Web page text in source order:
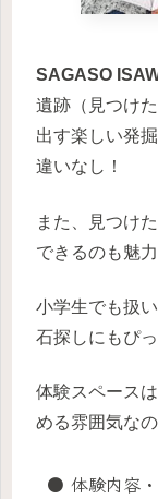
SAGASO
遺跡（見つけ
出す楽しい発
違いなし！
また、見つけ
できるのも魅
小学生でも扱
石探しにもぴっ
体験スペース
める雰囲気な
● 体験内容